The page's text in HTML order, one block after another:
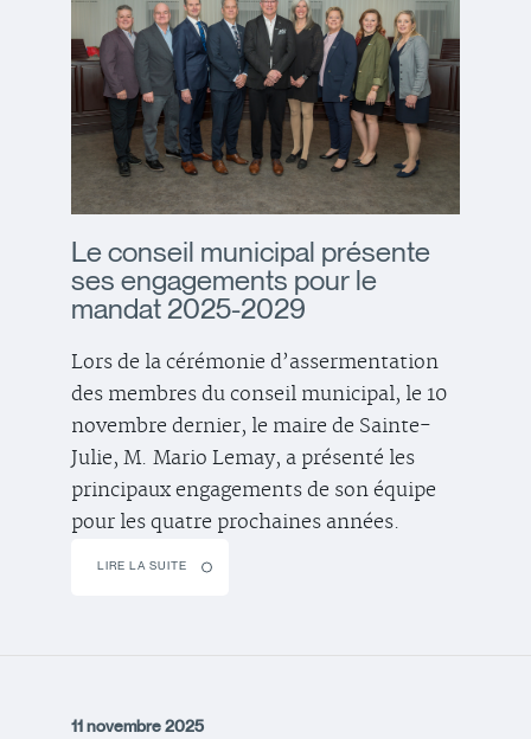
Le conseil municipal présente
ses engagements pour le
mandat 2025-2029
Lors de la cérémonie d’assermentation
des membres du conseil municipal, le 10
novembre dernier, le maire de Sainte-
Julie, M. Mario Lemay, a présenté les
principaux engagements de son équipe
pour les quatre prochaines années.
LIRE LA SUITE
11 novembre 2025